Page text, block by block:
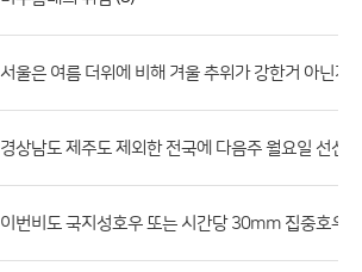
서울은 여름 더위에 비해 겨울 추위가 강한거 아닌가
경상남도 제주도 제외한 전국에 다음주 월요일 선선
이번비도 국지성호우 또는 시간당 30mm 집중호우